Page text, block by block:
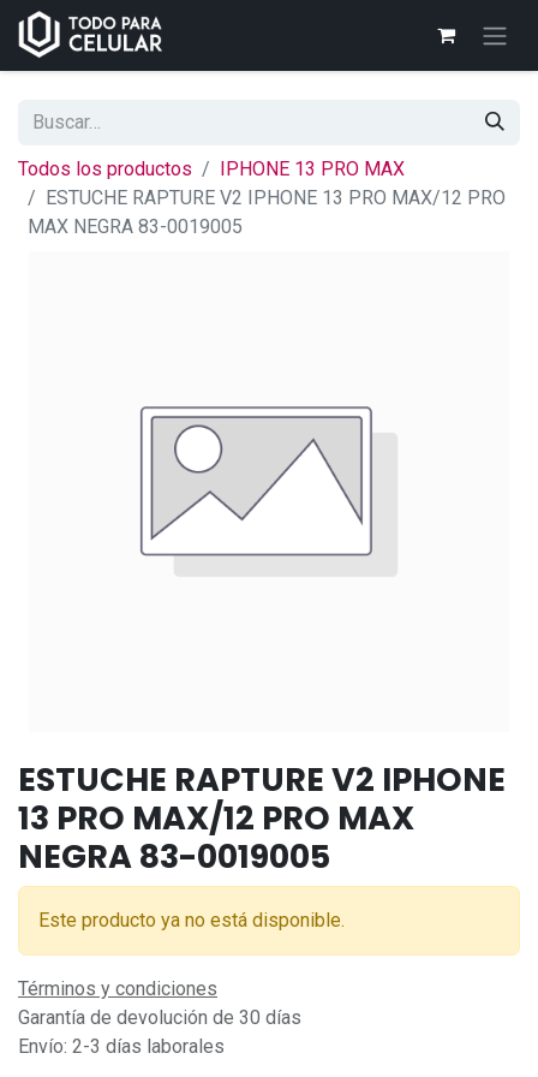
Todos los productos
IPHONE 13 PRO MAX
ESTUCHE RAPTURE V2 IPHONE 13 PRO MAX/12 PRO
MAX NEGRA 83-0019005
ESTUCHE RAPTURE V2 IPHONE
13 PRO MAX/12 PRO MAX
NEGRA 83-0019005
Este producto ya no está disponible.
Términos y condiciones
Garantía de devolución de 30 días
Envío: 2-3 días laborales